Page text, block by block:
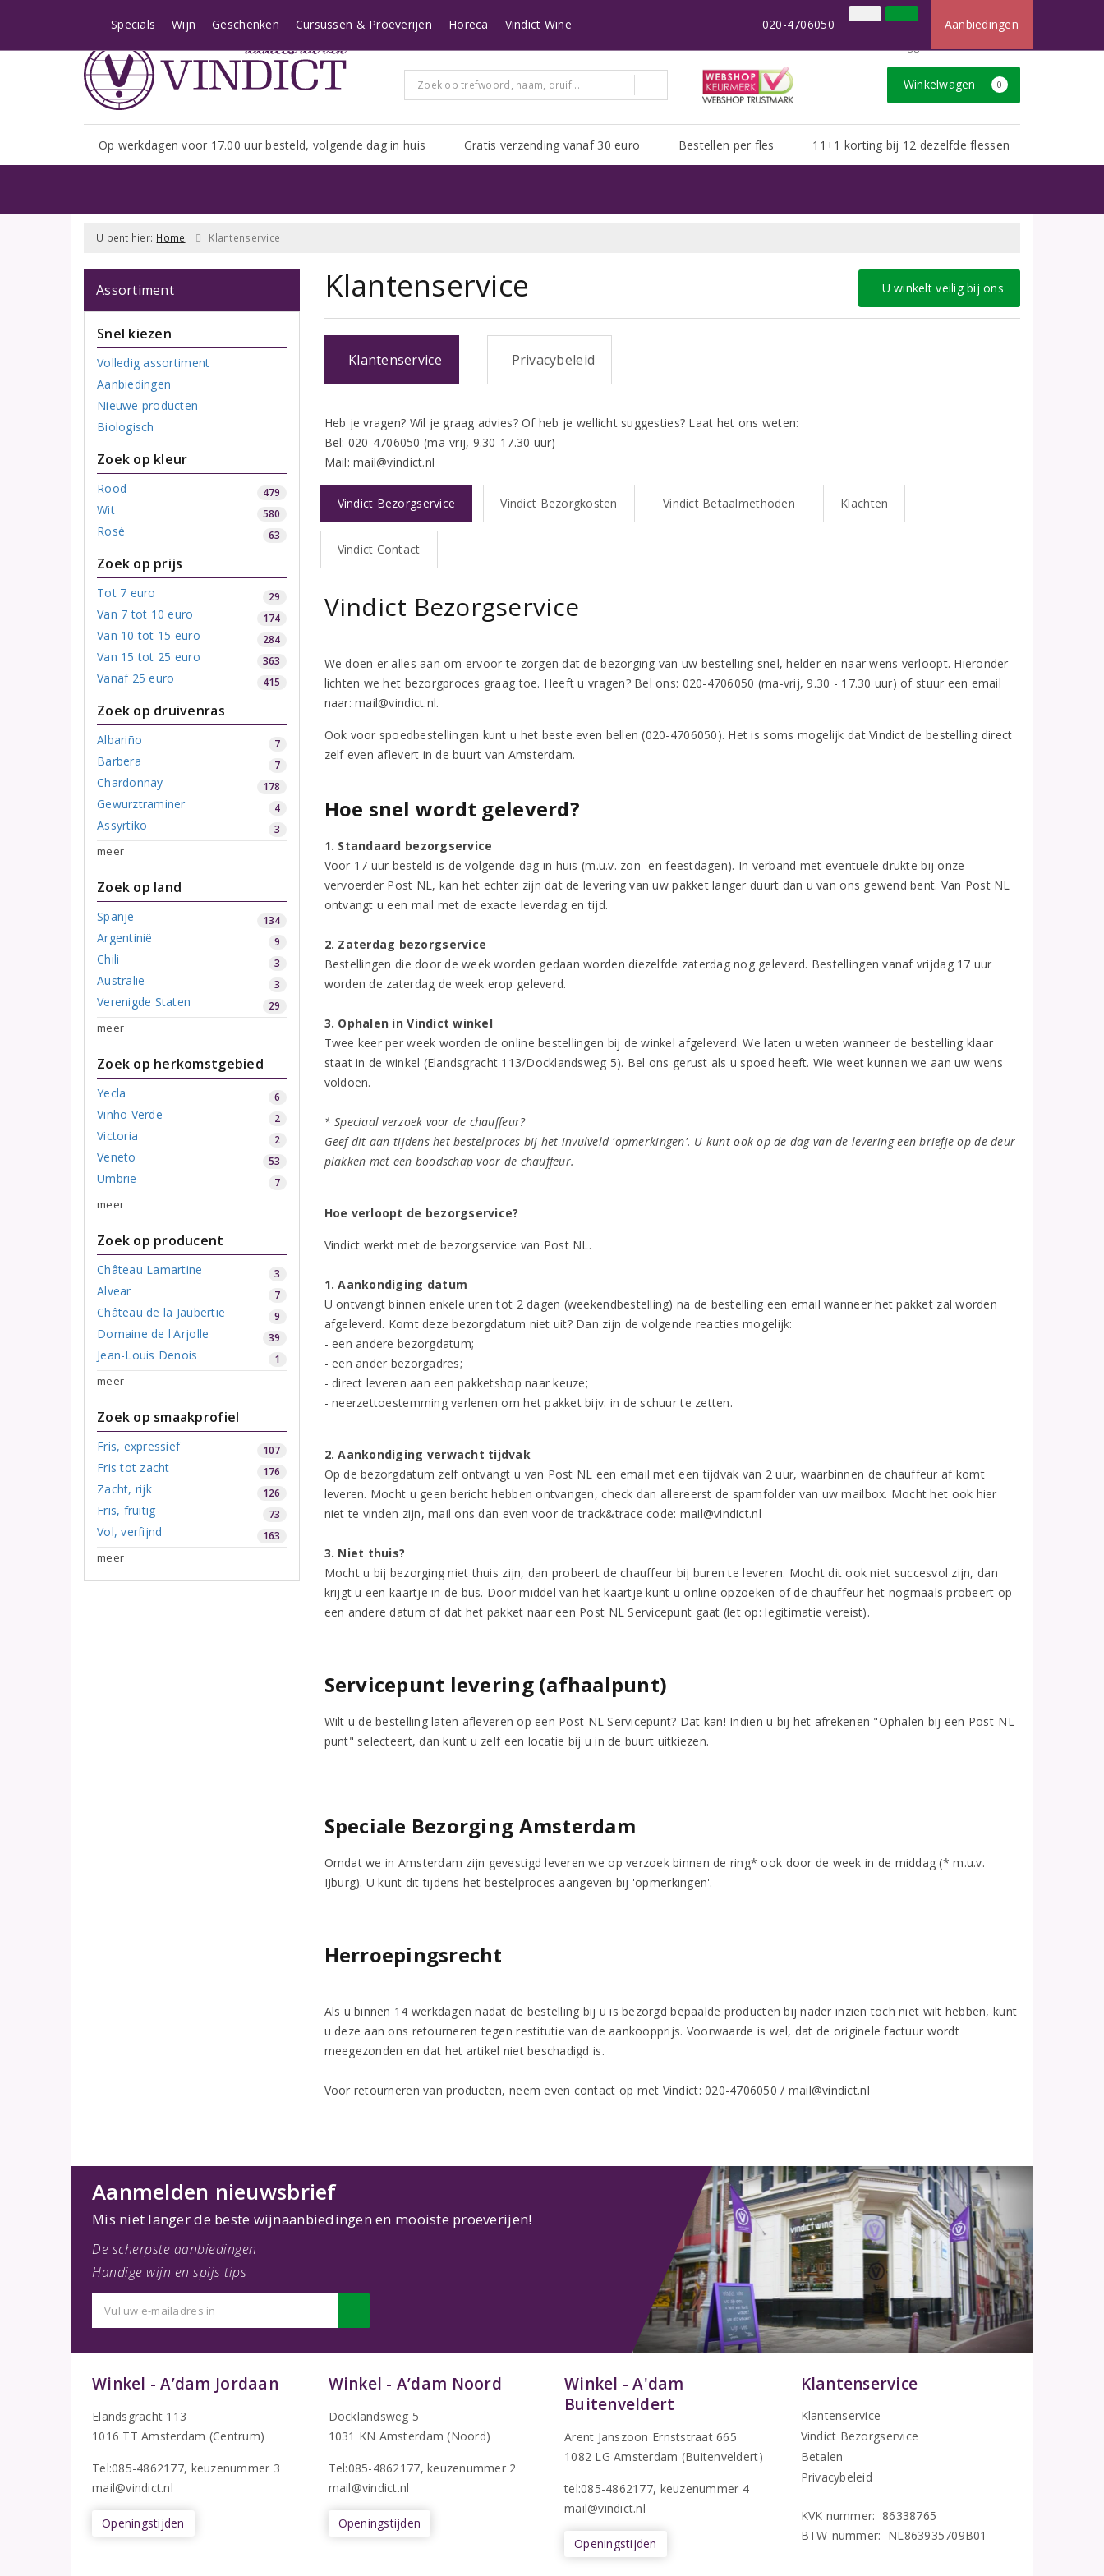
Inloggen Klantenservice
Winkelwagen 0
Op werkdagen voor 17.00 uur besteld, volgende dag in huis Gratis verzending vanaf 30 euro Bestellen per fles 11+1 korting bij 12 dezelfde flessen
Specials Wijn Geschenken Cursussen & Proeverijen Horeca Vindict Wine Aanbiedingen
020-4706050
U bent hier: Home Klantenservice
Assortiment
Snel kiezen
Volledig assortiment
Aanbiedingen
Nieuwe producten
Biologisch
Zoek op kleur
Rood 479
Wit 580
Rosé 63
Zoek op prijs
Tot 7 euro 29
Van 7 tot 10 euro 174
Van 10 tot 15 euro 284
Van 15 tot 25 euro 363
Vanaf 25 euro 415
Zoek op druivenras
Albariño 7
Barbera 7
Chardonnay 178
Gewurztraminer 4
Assyrtiko 3
meer
Zoek op land
Spanje 134
Argentinië 9
Chili 3
Australië 3
Verenigde Staten 29
meer
Zoek op herkomstgebied
Yecla 6
Vinho Verde 2
Victoria 2
Veneto 53
Umbrië 7
meer
Zoek op producent
Château Lamartine 3
Alvear 7
Château de la Jaubertie 9
Domaine de l'Arjolle 39
Jean-Louis Denois 1
meer
Zoek op smaakprofiel
Fris, expressief 107
Fris tot zacht 176
Zacht, rijk 126
Fris, fruitig 73
Vol, verfijnd 163
meer
U winkelt veilig bij ons
Klantenservice
Klantenservice Privacybeleid
Heb je vragen? Wil je graag advies? Of heb je wellicht suggesties? Laat het ons weten:
Bel: 020-4706050 (ma-vrij, 9.30-17.30 uur)
Mail: mail@vindict.nl
Vindict Bezorgservice Vindict Bezorgkosten Vindict Betaalmethoden Klachten
Vindict Contact
Vindict Bezorgservice
We doen er alles aan om ervoor te zorgen dat de bezorging van uw bestelling snel, helder en naar wens verloopt. Hieronder
lichten we het bezorgproces graag toe. Heeft u vragen? Bel ons: 020-4706050 (ma-vrij, 9.30 - 17.30 uur) of stuur een email
naar: mail@vindict.nl.
Ook voor spoedbestellingen kunt u het beste even bellen (020-4706050). Het is soms mogelijk dat Vindict de bestelling direct
zelf even aflevert in de buurt van Amsterdam.
Hoe snel wordt geleverd?
1. Standaard bezorgservice
Voor 17 uur besteld is de volgende dag in huis (m.u.v. zon- en feestdagen). In verband met eventuele drukte bij onze
vervoerder Post NL, kan het echter zijn dat de levering van uw pakket langer duurt dan u van ons gewend bent. Van Post NL
ontvangt u een mail met de exacte leverdag en tijd.
2. Zaterdag bezorgservice
Bestellingen die door de week worden gedaan worden diezelfde zaterdag nog geleverd. Bestellingen vanaf vrijdag 17 uur
worden de zaterdag de week erop geleverd.
3. Ophalen in Vindict winkel
Twee keer per week worden de online bestellingen bij de winkel afgeleverd. We laten u weten wanneer de bestelling klaar
staat in de winkel (Elandsgracht 113/Docklandsweg 5). Bel ons gerust als u spoed heeft. Wie weet kunnen we aan uw wens
voldoen.
* Speciaal verzoek voor de chauffeur?
Geef dit aan tijdens het bestelproces bij het invulveld 'opmerkingen'. U kunt ook op de dag van de levering een briefje op de deur
plakken met een boodschap voor de chauffeur.
Hoe verloopt de bezorgservice?
Vindict werkt met de bezorgservice van Post NL.
1. Aankondiging datum
U ontvangt binnen enkele uren tot 2 dagen (weekendbestelling) na de bestelling een email wanneer het pakket zal worden
afgeleverd. Komt deze bezorgdatum niet uit? Dan zijn de volgende reacties mogelijk:
- een andere bezorgdatum;
- een ander bezorgadres;
- direct leveren aan een pakketshop naar keuze;
- neerzettoestemming verlenen om het pakket bijv. in de schuur te zetten.
2. Aankondiging verwacht tijdvak
Op de bezorgdatum zelf ontvangt u van Post NL een email met een tijdvak van 2 uur, waarbinnen de chauffeur af komt
leveren. Mocht u geen bericht hebben ontvangen, check dan allereerst de spamfolder van uw mailbox. Mocht het ook hier
niet te vinden zijn, mail ons dan even voor de track&trace code: mail@vindict.nl
3. Niet thuis?
Mocht u bij bezorging niet thuis zijn, dan probeert de chauffeur bij buren te leveren. Mocht dit ook niet succesvol zijn, dan
krijgt u een kaartje in de bus. Door middel van het kaartje kunt u online opzoeken of de chauffeur het nogmaals probeert op
een andere datum of dat het pakket naar een Post NL Servicepunt gaat (let op: legitimatie vereist).
Servicepunt levering (afhaalpunt)
Wilt u de bestelling laten afleveren op een Post NL Servicepunt? Dat kan! Indien u bij het afrekenen "Ophalen bij een Post-NL
punt" selecteert, dan kunt u zelf een locatie bij u in de buurt uitkiezen.
Speciale Bezorging Amsterdam
Omdat we in Amsterdam zijn gevestigd leveren we op verzoek binnen de ring* ook door de week in de middag (* m.u.v.
IJburg). U kunt dit tijdens het bestelproces aangeven bij 'opmerkingen'.
Herroepingsrecht
Als u binnen 14 werkdagen nadat de bestelling bij u is bezorgd bepaalde producten bij nader inzien toch niet wilt hebben, kunt
u deze aan ons retourneren tegen restitutie van de aankoopprijs. Voorwaarde is wel, dat de originele factuur wordt
meegezonden en dat het artikel niet beschadigd is.
Voor retourneren van producten, neem even contact op met Vindict: 020-4706050 / mail@vindict.nl
Aanmelden nieuwsbrief
Mis niet langer de beste wijnaanbiedingen en mooiste proeverijen!
De scherpste aanbiedingen
Handige wijn en spijs tips
Winkel - A’dam Jordaan
Elandsgracht 113
1016 TT Amsterdam (Centrum)
Tel:085-4862177, keuzenummer 3
mail@vindict.nl
Openingstijden
Winkel - A’dam Noord
Docklandsweg 5
1031 KN Amsterdam (Noord)
Tel:085-4862177, keuzenummer 2
mail@vindict.nl
Openingstijden
Winkel - A'dam
Buitenveldert
Arent Janszoon Ernststraat 665
1082 LG Amsterdam (Buitenveldert)
tel:085-4862177, keuzenummer 4
mail@vindict.nl
Openingstijden
Klantenservice
Klantenservice
Vindict Bezorgservice
Betalen
Privacybeleid
KVK nummer: 86338765
BTW-nummer: NL863935709B01